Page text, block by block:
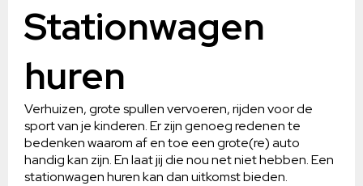
Stationwagen
huren
Verhuizen, grote spullen vervoeren, rijden voor de
sport van je kinderen. Er zijn genoeg redenen te
bedenken waarom af en toe een grote(re) auto
handig kan zijn. En laat jij die nou net niet hebben. Een
stationwagen huren kan dan uitkomst bieden.